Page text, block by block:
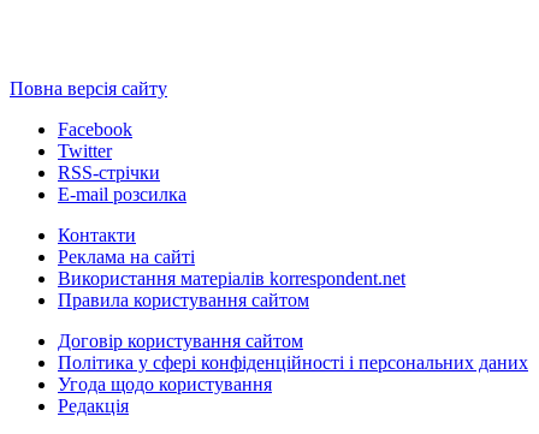
Повна версія сайту
Facebook
Twitter
RSS-стрічки
E-mail розсилка
Контакти
Реклама на сайті
Використання матеріалів korrespondent.net
Правила користування сайтом
Договір користування сайтом
Політика у сфері конфіденційності і персональних даних
Угода щодо користування
Редакція